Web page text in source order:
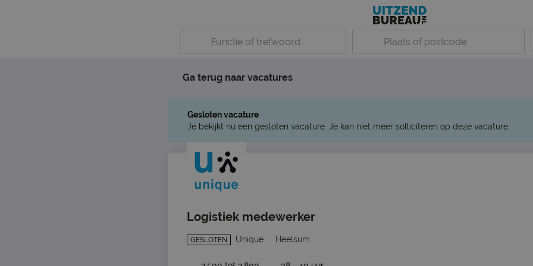
Ga terug naar vacatures
Gesloten vacature
Je bekijkt nu een gesloten vacature. Je kan niet meer solliciteren op deze vacature.
Logistiek medewerker
GESLOTEN Unique Heelsum